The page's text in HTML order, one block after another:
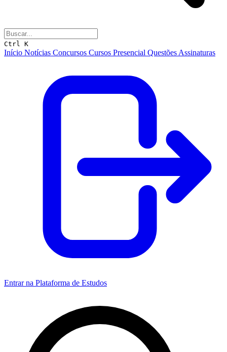
Ctrl K
Início Notícias Concursos Cursos Presencial Questões Assinaturas
Entrar na Plataforma de Estudos